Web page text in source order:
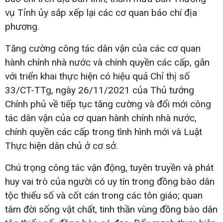
vụ Tỉnh ủy sắp xếp lại các cơ quan báo chí địa
phương.
Tăng cường công tác dân vận của các cơ quan
hành chính nhà nước và chính quyền các cấp, gắn
với triển khai thực hiện có hiệu quả Chỉ thị số
33/CT-TTg, ngày 26/11/2021 của Thủ tướng
Chính phủ về tiếp tục tăng cường và đổi mới công
tác dân vận của cơ quan hành chính nhà nước,
chính quyền các cấp trong tình hình mới và Luật
Thực hiện dân chủ ở cơ sở.
Chú trọng công tác vận động, tuyên truyền và phát
huy vai trò của người có uy tín trong đồng bào dân
tộc thiểu số và cốt cán trong các tôn giáo; quan
tâm đời sống vật chất, tinh thần vùng đồng bào dân